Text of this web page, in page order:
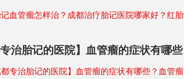
管瘤怎样治？成都治疗胎记医院哪家好？红胎
专治胎记的医院】血管瘤的症状有哪些
治胎记的医院】血管瘤的症状有哪些？血管瘤